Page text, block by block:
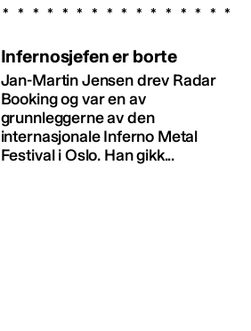
Infernosjefen er borte
Jan-Martin Jensen drev Radar
Booking og var en av
grunnleggerne av den
internasjonale Inferno Metal
Festival i Oslo. Han gikk...